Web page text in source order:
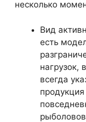
несколько
Вид
есть
нагрузок,
всегда